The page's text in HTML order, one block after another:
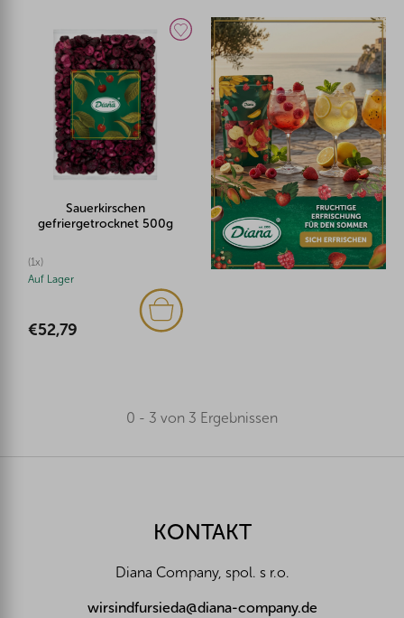
Sauerkirschen
gefriergetrocknet 500g
(1x)
Auf Lager
€52,79
0 - 3 von 3 Ergebnissen
KONTAKT
Diana Company, spol. s r.o.
wirsindfursieda@diana-company.de